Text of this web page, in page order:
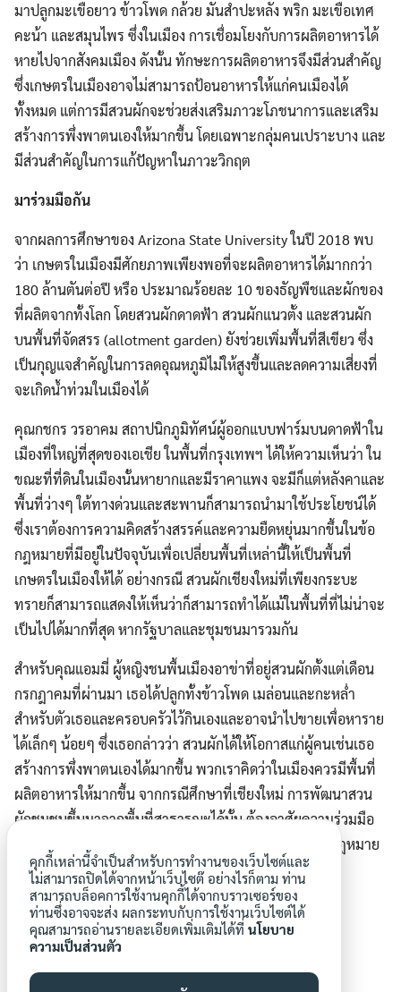
มาปลูกมะเขือยาว ข้าวโพด กล้วย มันสำปะหลัง พริก มะเขือเทศ
คะน้า และสมุนไพร ซึ่งในเมือง การเชื่อมโยงกับการผลิตอาหารได้
หายไปจากสังคมเมือง ดังนั้น ทักษะการผลิตอาหารจึงมีส่วนสำคัญ
ซึ่งเกษตรในเมืองอาจไม่สามารถป้อนอาหารให้แก่คนเมืองได้
ทั้งหมด แต่การมีสวนผักจะช่วยส่งเสริมภาวะโภชนาการและเสริม
สร้างการพึ่งพาตนเองให้มากขึ้น โดยเฉพาะกลุ่มคนเปราะบาง และ
มีส่วนสำคัญในการแก้ปัญหาในภาวะวิกฤต
มาร่วมมือกัน
จากผลการศึกษาของ Arizona State University ในปี 2018 พบ
ว่า เกษตรในเมืองมีศักยภาพเพียงพอที่จะผลิตอาหารได้มากกว่า
180 ล้านตันต่อปี หรือ ประมาณร้อยละ 10 ของธัญพืชและผักของ
ที่ผลิตจากทั้งโลก โดยสวนผักดาดฟ้า สวนผักแนวตั้ง และสวนผัก
บนพื้นที่จัดสรร (allotment garden) ยังช่วยเพิ่มพื้นที่สีเขียว ซึ่ง
เป็นกุญแจสำคัญในการลดอุณหภูมิไม่ให้สูงขึ้นและลดความเสี่ยงที่
จะเกิดน้ำท่วมในเมืองได้
คุณกชกร วรอาคม สถาปนิกภูมิทัศน์ผู้ออกแบบฟาร์มบนดาดฟ้าใน
เมืองที่ใหญ่ที่สุดของเอเชีย ในพื้นที่กรุงเทพฯ ได้ให้ความเห็นว่า ใน
ขณะที่ที่ดินในเมืองนั้นหายากและมีราคาแพง จะมีก็แต่หลังคาและ
พื้นที่ว่างๆ ใต้ทางด่วนและสะพานก็สามารถนำมาใช้ประโยชน์ได้
ซึ่งเราต้องการความคิดสร้างสรรค์และความยืดหยุ่นมากขึ้นในข้อ
กฎหมายที่มีอยู่ในปัจจุบันเพื่อเปลี่ยนพื้นที่เหล่านี้ให้เป็นพื้นที่
เกษตรในเมืองให้ได้ อย่างกรณี สวนผักเชียงใหม่ที่เพียงกระบะ
ทรายก็สามารถแสดงให้เห็นว่าก็สามารถทำได้แม้ในพื้นที่ที่ไม่น่าจะ
เป็นไปได้มากที่สุด หากรัฐบาลและชุมชนมารวมกัน
สำหรับคุณแอมมี่ ผู้หญิงชนพื้นเมืองอาข่าที่อยู่สวนผักตั้งแต่เดือน
กรกฎาคมที่ผ่านมา เธอได้ปลูกทั้งข้าวโพด เมล่อนและกะหล่ำ
สำหรับตัวเธอและครอบครัวไว้กินเองและอาจนำไปขายเพื่อหาราย
ได้เล็กๆ น้อยๆ ซึ่งเธอกล่าวว่า สวนผักได้ให้โอกาสแก่ผู้คนเช่นเธอ
สร้างการพึ่งพาตนเองได้มากขึ้น พวกเราคิดว่าในเมืองควรมีพื้นที่
ผลิตอาหารให้มากขึ้น จากกรณีศึกษาที่เชียงใหม่ การพัฒนาสวน
ผักชุมชนขึ้นมาจากพื้นที่สาธารณะได้นั้น ต้องอาศัยความร่วมมือ
จากภาคประชาชนและภาครัฐ ร่วมถึงการศึกษาช่องทางกฎหมาย
เพื่อหาโอกาสในการพัฒนาการพื้นที่ผลิตอาหารจากพื้นที่
สาธารณะต่อไปในอนาคต
คุกกี้เหล่านี้จำเป็นสำหรับการทำงานของเว็บไซต์และ
ไม่สามารถปิดได้จากหน้าเว็บไซต๊ อย่างไรก็ตาม ท่าน
สามารถบล็อคการใช้งานคุกกี้ได้จากบราวเซอร์ของ
ท่านซึ่งอาจจะส่ง ผลกระทบกับการใช้งานเว็บไซต์ได้
คุณสามารถอ่านรายละเอียดเพิ่มเติมได้ที่ นโยบาย
ความเป็นส่วนตัว